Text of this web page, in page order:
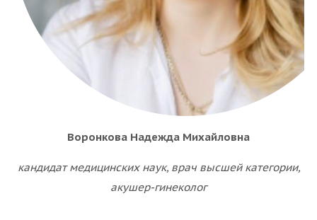
Воронкова Надежда Михайловна
кандидат медицинских наук, врач высшей категории,
акушер-гинеколог